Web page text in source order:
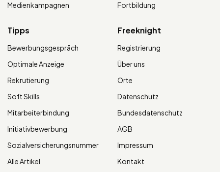
Medienkampagnen
Fortbildung
Tipps
Bewerbungsgespräch
Optimale Anzeige
Rekrutierung
Soft Skills
Mitarbeiterbindung
Initiativbewerbung
Sozialversicherungsnummer
Alle Artikel
Freeknight
Registrierung
Über uns
Orte
Datenschutz
Bundesdatenschutz
AGB
Impressum
Kontakt